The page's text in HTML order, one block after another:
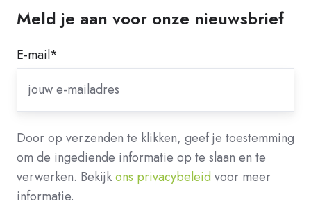
Meld je aan voor onze nieuwsbrief
E-mail*
Door op verzenden te klikken, geef je toestemming
om de ingediende informatie op te slaan en te
verwerken. Bekijkons privacybeleid voor meer
informatie.